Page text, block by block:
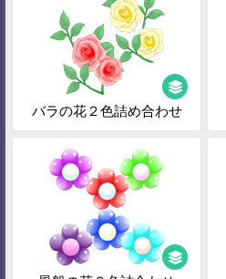
バラの花２色詰め合わせ